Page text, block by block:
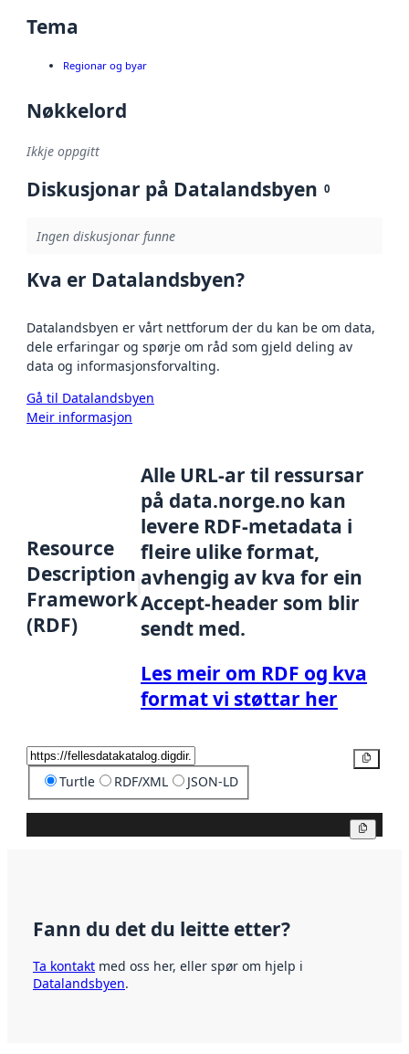
Tema
Regionar og byar
Nøkkelord
Ikkje oppgitt
Diskusjonar på Datalandsbyen 0
Ingen diskusjonar funne
Kva er Datalandsbyen?
Datalandsbyen er vårt nettforum der du kan be om data,
dele erfaringar og spørje om råd som gjeld deling av
data og informasjonsforvalting.
Gå til Datalandsbyen
Meir informasjon
Resource
Description
Framework
(RDF)
Alle URL-ar til ressursar
på data.norge.no kan
levere RDF-metadata i
fleire ulike format,
avhengig av kva for ein
Accept-header som blir
sendt med.
Les meir om RDF og kva
format vi støttar her
Turtle RDF/XML JSON-LD
Fann du det du leitte etter?
Ta kontakt med oss her, eller spør om hjelp i
Datalandsbyen.